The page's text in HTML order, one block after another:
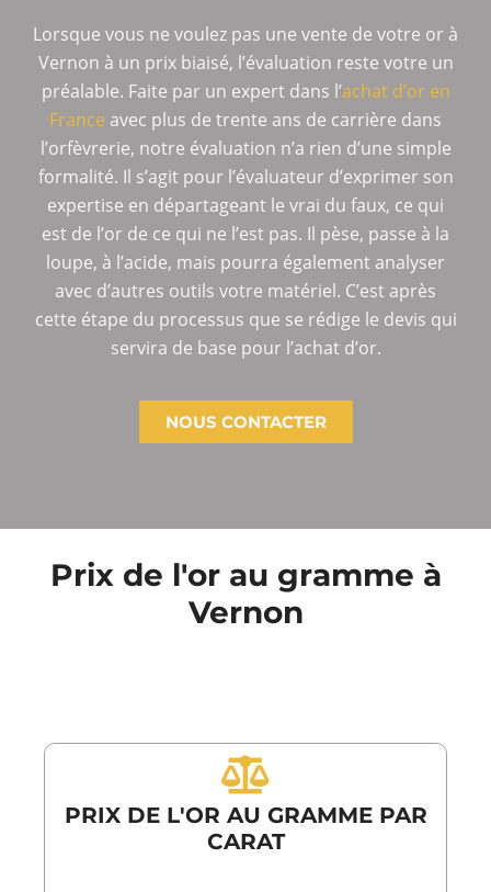
Lorsque vous ne voulez pas une vente de votre or à
Vernon à un prix biaisé, l’évaluation reste votre un
préalable. Faite par un expert dans l’achat d’or en
France avec plus de trente ans de carrière dans
l’orfèvrerie, notre évaluation n’a rien d’une simple
formalité. Il s’agit pour l’évaluateur d’exprimer son
expertise en départageant le vrai du faux, ce qui
est de l’or de ce qui ne l’est pas. Il pèse, passe à la
loupe, à l’acide, mais pourra également analyser
avec d’autres outils votre matériel. C’est après
cette étape du processus que se rédige le devis qui
servira de base pour l’achat d’or.
NOUS CONTACTER
Prix de l'or au gramme à
Vernon
PRIX DE L'OR AU GRAMME PAR
CARAT